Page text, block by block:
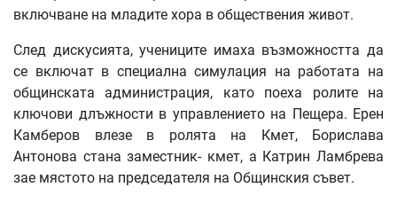
включване на младите хора в обществения живот.
След дискусията, учениците имаха възможността да
се включат в специална симулация на работата на
общинската администрация, като поеха ролите на
ключови длъжности в управлението на Пещера. Ерен
Камберов влезе в ролята на Кмет, Борислава
Антонова стана заместник- кмет, а Катрин Ламбрева
зае мястото на председателя на Общинския съвет.